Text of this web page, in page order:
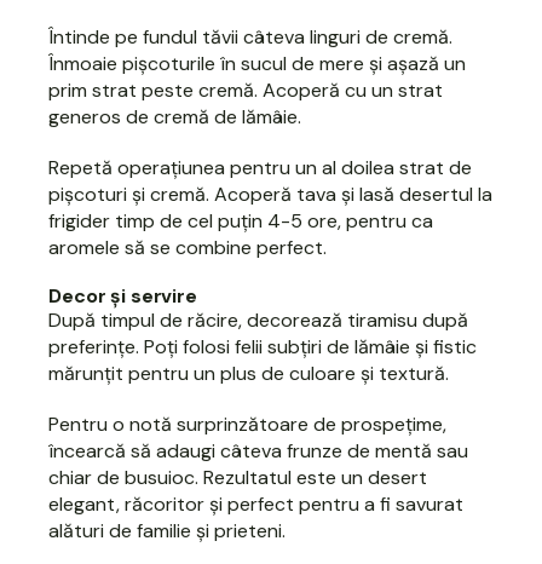
Întinde pe fundul tăvii câteva linguri de cremă.
Înmoaie pișcoturile în sucul de mere și așază un
prim strat peste cremă. Acoperă cu un strat
generos de cremă de lămâie.
Repetă operațiunea pentru un al doilea strat de
pișcoturi și cremă. Acoperă tava și lasă desertul la
frigider timp de cel puțin 4-5 ore, pentru ca
aromele să se combine perfect.
Decor și servire
După timpul de răcire, decorează tiramisu după
preferințe. Poți folosi felii subțiri de lămâie și fistic
mărunțit pentru un plus de culoare și textură.
Pentru o notă surprinzătoare de prospețime,
încearcă să adaugi câteva frunze de mentă sau
chiar de busuioc. Rezultatul este un desert
elegant, răcoritor și perfect pentru a fi savurat
alături de familie și prieteni.